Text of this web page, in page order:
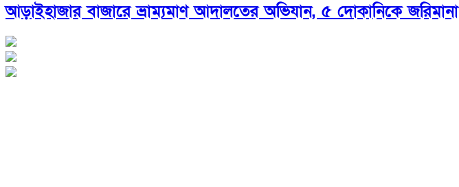
আড়াইহাজার বাজারে ভ্রাম্যমাণ আদালতের অভিযান, ৫ দোকানিকে জরিমানা